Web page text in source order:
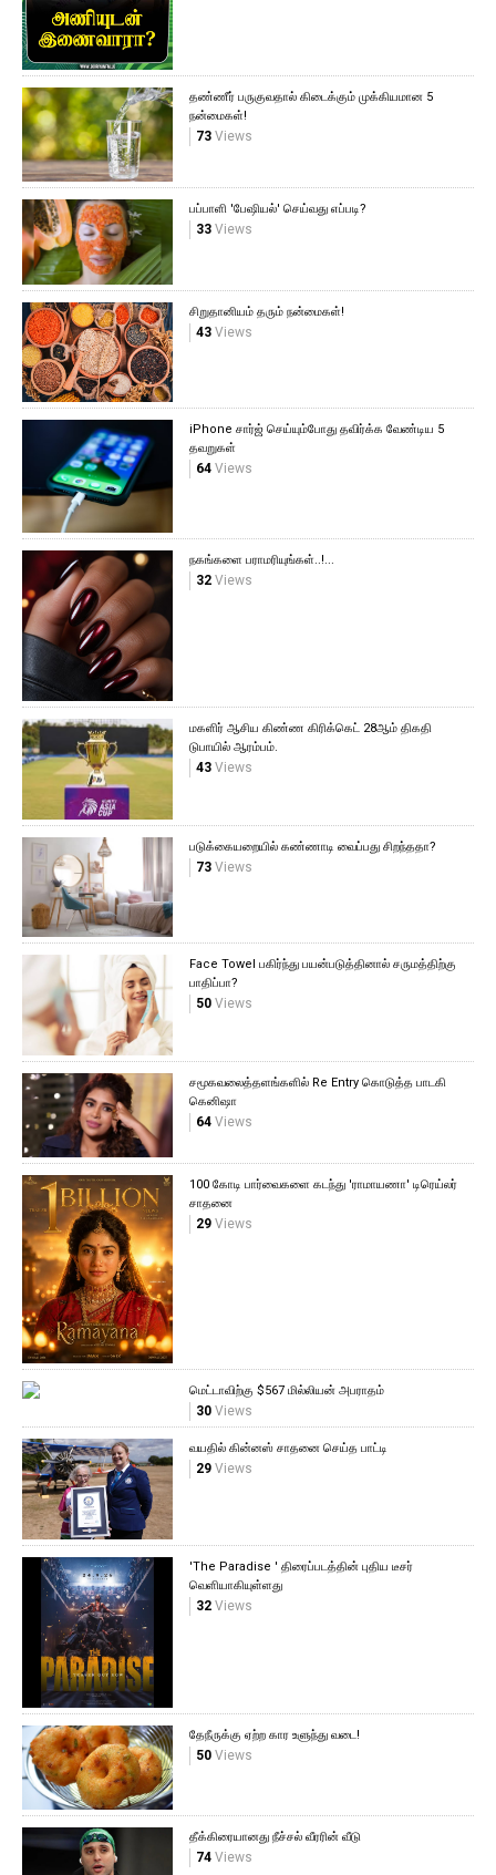
தண்ணீர் பருகுவதால் கிடைக்கும் முக்கியமான 5
நன்மைகள்!
73Views
பப்பாளி 'பேஷியல்' செய்வது எப்படி?
33Views
சிறுதானியம் தரும் நன்மைகள்!
43Views
iPhone சார்ஜ் செய்யும்போது தவிர்க்க வேண்டிய 5
தவறுகள்
64Views
நகங்களை பராமரியுங்கள்..!...
32Views
மகளிர் ஆசிய கிண்ண கிரிக்கெட் 28ஆம் திகதி
டுபாயில் ஆரம்பம்.
43Views
படுக்கையறையில் கண்ணாடி வைப்பது சிறந்ததா?
73Views
Face Towel பகிர்ந்து பயன்படுத்தினால் சருமத்திற்கு
பாதிப்பா?
50Views
சமூகவலைத்தளங்களில் Re Entry கொடுத்த பாடகி
கெனிஷா
64Views
100 கோடி பார்வைகளை கடந்து 'ராமாயணா' டிரெய்லர்
சாதனை
29Views
மெட்டாவிற்கு $567 மில்லியன் அபராதம்
30Views
வயதில் கின்னஸ் சாதனை செய்த பாட்டி
29Views
'The Paradise ' திரைப்படத்தின் புதிய டீசர்
வெளியாகியுள்ளது
32Views
தேநீருக்கு ஏற்ற கார உளுந்து வடை!
50Views
தீக்கிரையானது நீச்சல் வீரரின் வீடு
74Views